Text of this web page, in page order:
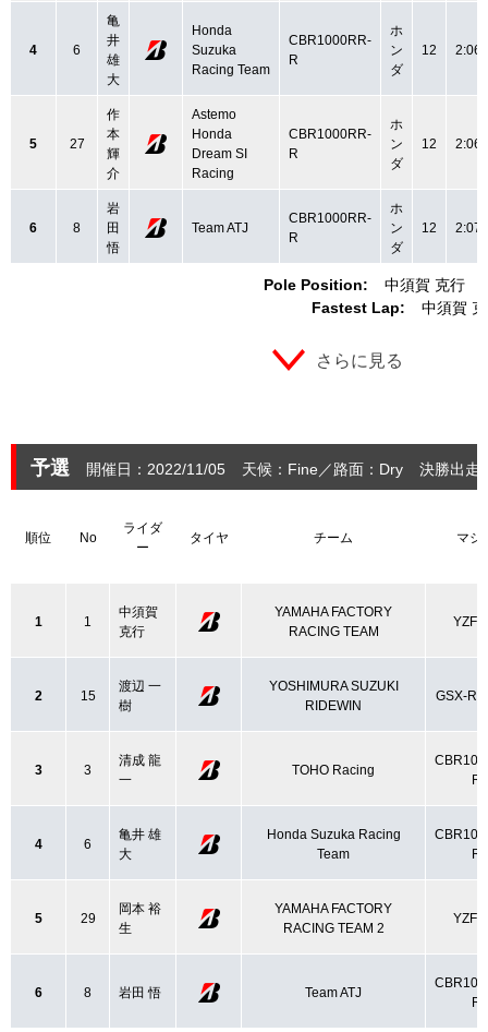
Pole Position: 中須賀 克行
Fastest Lap:
中須賀
4 6
亀
井
雄
大
Honda
Suzuka
Racing Team
CBR1000RR-
R
ホ
ン
ダ
12
5 27
作
本
輝
介
Astemo
Honda
Dream SI
Racing
CBR1000RR-
R
ホ
ン
ダ
12
6 8
岩
田
悟
Team ATJ
CBR1000RR-
R
ホ
ン
ダ
12
さらに見る
予選 開催日：2022/11/05 天候：Fine 路面：Dry 決勝出走
順位 No
ライダ
ー
タイヤ チーム マシ
1 1
中須賀
克行
YAMAHA FACTORY
RACING TEAM
YZF-
2 15
渡辺 一
樹
YOSHIMURA SUZUKI
RIDEWIN
GSX-
3 3
清成 龍
一
TOHO Racing
R
4 6
亀井 雄
大
Honda Suzuka Racing
Team
R
5 29
岡本 裕
生
YAMAHA FACTORY
RACING TEAM 2
YZF-
6 8 岩田 悟 Team ATJ
R